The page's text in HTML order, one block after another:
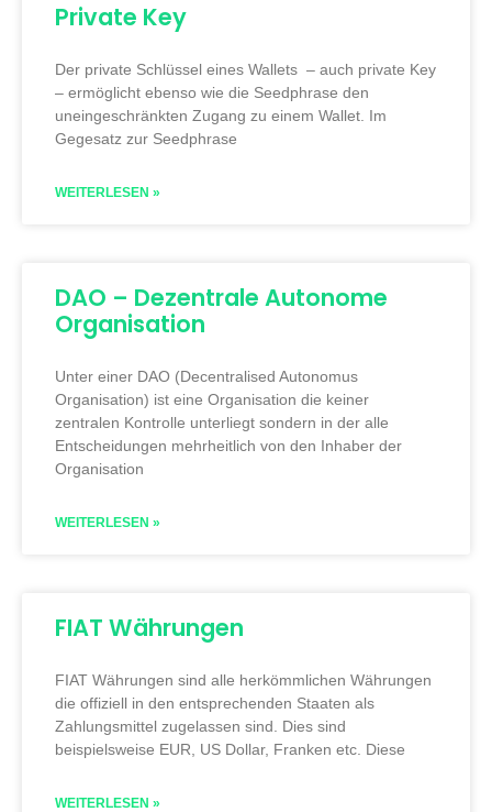
Private Key
Der private Schlüssel eines Wallets – auch private Key
– ermöglicht ebenso wie die Seedphrase den
uneingeschränkten Zugang zu einem Wallet. Im
Gegesatz zur Seedphrase
WEITERLESEN »
DAO – Dezentrale Autonome
Organisation
Unter einer DAO (Decentralised Autonomus
Organisation) ist eine Organisation die keiner
zentralen Kontrolle unterliegt sondern in der alle
Entscheidungen mehrheitlich von den Inhaber der
Organisation
WEITERLESEN »
FIAT Währungen
FIAT Währungen sind alle herkömmlichen Währungen
die offiziell in den entsprechenden Staaten als
Zahlungsmittel zugelassen sind. Dies sind
beispielsweise EUR, US Dollar, Franken etc. Diese
WEITERLESEN »